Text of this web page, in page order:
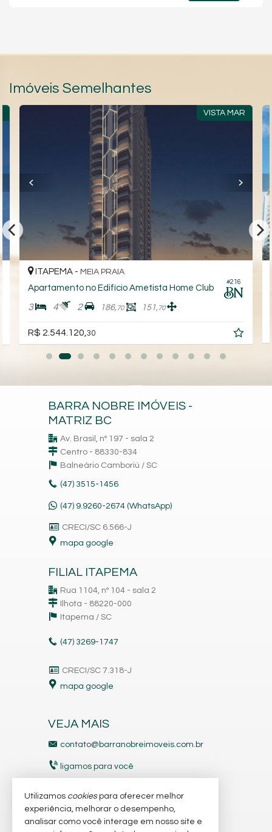
Imóveis Semelhantes
VISTA MAR
#216
ITAPEMA - MEIA PRAIA
Apartamento no Edifício Ametista Home Club
3 4 2 186,70 151,70
R$ 2.544.120,30
BARRA NOBRE IMÓVEIS -
MATRIZ BC
Av. Brasil, nº 197 - sala 2
Centro - 88330-834
Balneário Camboriú / SC
(47) 3515-1456
(47) 9.9260-2674 (WhatsApp)
CRECI/SC 6.566-J
mapa google
FILIAL ITAPEMA
Rua 1104, nº 104 - sala 2
Ilhota - 88220-000
Itapema / SC
(47) 3269-1747
CRECI/SC 7.318-J
mapa google
VEJA MAIS
contato@barranobreimoveis.com.br
ligamos para você
indicadores financeiros
Utilizamos cookiespara oferecer melhor
experiência, melhorar o desempenho,
analisar como você interage em nosso site e